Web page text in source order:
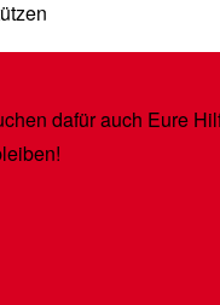
dafür auch Eure